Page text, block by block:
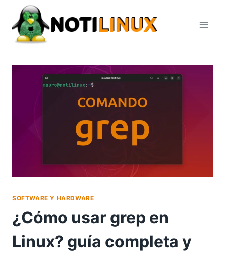
Saltar
contenido
SOFTWARE Y HARDWARE
¿Cómo usar grep en
Linux? guía completa y